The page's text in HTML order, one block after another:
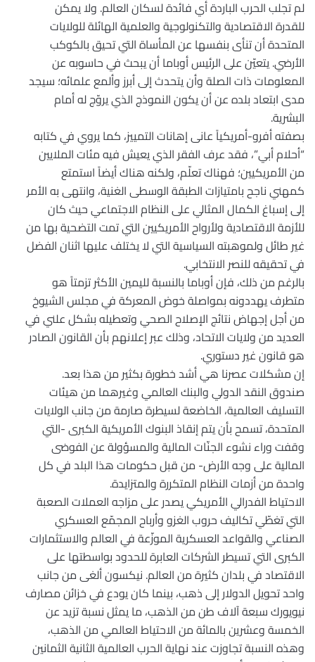
لم تجلب الحرب الباردة أي فائدة لسكان العالم. ولا يمكن
للقدرة الاقتصادية والتكنولوجية والعلمية الهائلة للولايات
المتحدة أن تنأى بنفسها عن المأساة التي تحيق بالكوكب
الأرضي. يتعيّن على الرئيس أوباما أن يبحث في حاسوبه عن
المعلومات ذات الصلة وأن يتحدث إلى أبرز وألمع علمائه؛ سيجد
مدى ابتعاد بلده عن أن يكون النموذج الذي يروّج له أمام
البشرية.
بصفته أفرو-أمريكياً عانى إهانات التمييز، كما يروي في كتابه
“أحلام أبي”، فقد عرف الفقر الذي يعيش فيه مئات الملايين
من الأمريكيين؛ فهناك تعلّم، ولكنه هناك أيضاً استمتع
كمهني ناجح بامتيازات الطبقة الوسطى الغنية، وانتهى به الأمر
إلى إسباغ الكمال المثالي على النظام الاجتماعي حيث كان
للأزمة الاقتصادية ولأرواح الأمريكيين التي تمت التضحية بها من
غير طائل ولموهبته السياسية التي لا يختلف عليها اثنان الفضل
في تحقيقه للنصر الانتخابي.
بالرغم من ذلك، فإن أوباما بالنسبة لليمين الأكثر تزمتاً هو
متطرف يهددونه بمواصلة خوض المعركة في مجلس الشيوخ
من أجل إجهاض نتائج الإصلاح الصحي وتعطيله بشكل علني في
العديد من ولايات الاتحاد، وذلك عبر إعلانهم بأن القانون الصادر
هو قانون غير دستوري.
إن مشكلات عصرنا هي أشد خطورة بكثير من هذا بعد.
صندوق النقد الدولي والبنك العالمي وغيرهما من هيئات
التسليف العالمية، الخاضعة لسيطرة صارمة من جانب الولايات
المتحدة، تسمح بأن يتم إنقاذ البنوك الأمريكية الكبرى -التي
وقفت وراء نشوء الجنّات المالية والمسؤولة عن الفوضى
المالية على وجه الأرض- من قبل حكومات هذا البلد في كل
واحدة من أزمات النظام المتكررة والمتزايدة.
الاحتياط الفدرالي الأمريكي يصدر على مزاجه العملات الصعبة
التي تغطّي تكاليف حروب الغزو وأرباح المجمّع العسكري
الصناعي والقواعد العسكرية الموزّعة في العالم والاستثمارات
الكبرى التي تسيطر الشركات العابرة للحدود بواسطتها على
الاقتصاد في بلدان كثيرة من العالم. نيكسون ألغى من جانب
واحد تحويل الدولار إلى ذهب، بينما كان يودع في خزائن مصارف
نيويورك سبعة آلاف طن من الذهب، ما يمثل نسبة تزيد عن
الخمسة وعشرين بالمائة من الاحتياط العالمي من الذهب،
وهذه النسبة تجاوزت عند نهاية الحرب العالمية الثانية الثمانين